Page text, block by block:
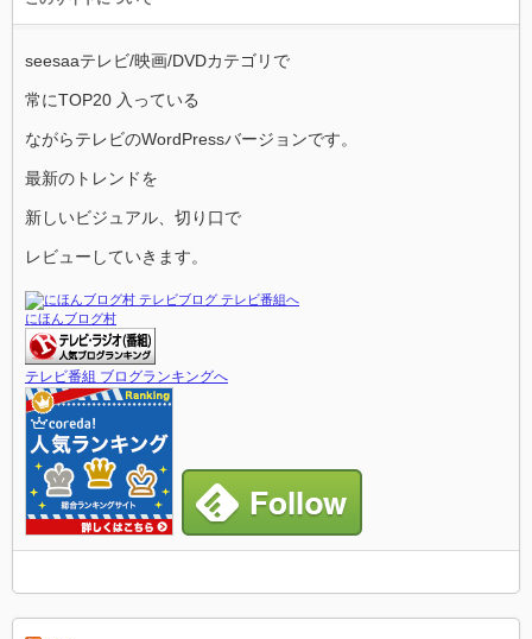
seesaaテレビ/映画/DVDカテゴリで
常にTOP20 入っている
ながらテレビのWordPressバージョンです。
最新のトレンドを
新しいビジュアル、切り口で
レビューしていきます。
にほんブログ村
テレビ番組 ブログランキングへ